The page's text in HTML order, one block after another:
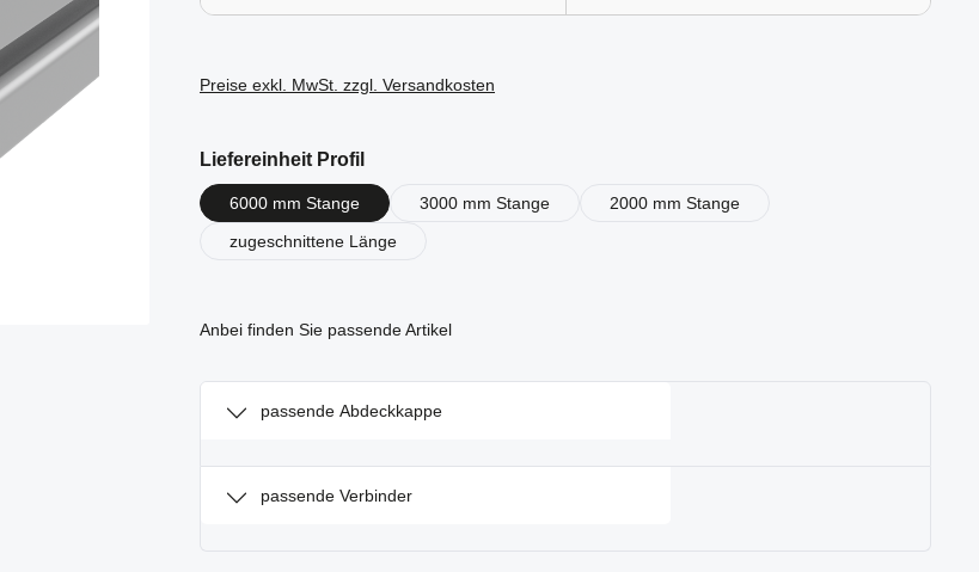
Preise exkl. MwSt. zzgl. Versandkosten
Liefereinheit Profilauswählen
6000 mm Stange 3000 mm Stange
2000 mm Stange
zugeschnittene Länge
Anbei finden Sie passende Artikel
passende Abdeckkappe
passende Verbinder